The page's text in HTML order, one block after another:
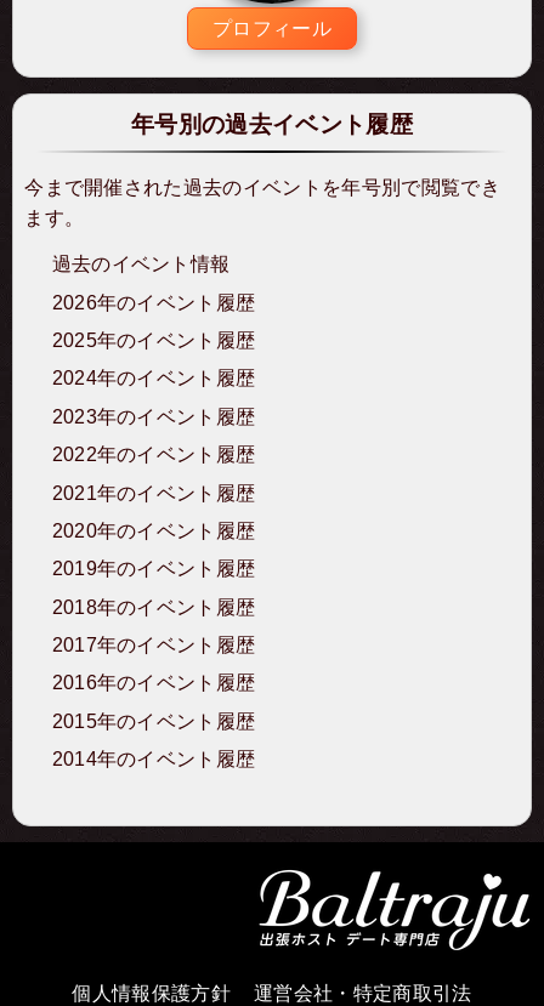
プロフィール
年号別の過去イベント履歴
今まで開催された過去のイベントを年号別で閲覧でき
ます。
過去のイベント情報
2026年のイベント履歴
2025年のイベント履歴
2024年のイベント履歴
2023年のイベント履歴
2022年のイベント履歴
2021年のイベント履歴
2020年のイベント履歴
2019年のイベント履歴
2018年のイベント履歴
2017年のイベント履歴
2016年のイベント履歴
2015年のイベント履歴
2014年のイベント履歴
個人情報保護方針 運営会社・特定商取引法